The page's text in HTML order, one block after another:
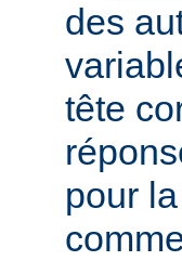
des
tête
pour